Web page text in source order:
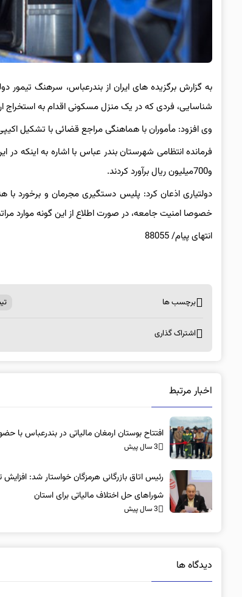
به گزارش برگزیده های ایران از بندرعباس، سرهنگ تیمور
شناسایی، فردی که در یک منزل مسکونی اقدام به استخراج
وی افزود: مأموران با هماهنگی مراجع قضائی با تشکیل اکیپی به محل مورد نظر
و700میلیون ریال برآورد کردند.
دولتیاری اذعان کرد: پلیس دستگیری مجرمان و برخورد با
خصوصا امنیت جامعه، در صورت اطلاع از این گونه موارد مراتب را از طریق
انتهای پیام/ 88055
برچسب ها
اشتراک گذاری
اخبار مرتبط
افتتاح بوستان ارمغان مالیاتی در بندرعباس با
3 سال پیش
رئیس اتاق بازرگانی هرمزگان خواستار شد: افزایش
شوراهای حل اختلاف مالیاتی برای استان
3 سال پیش
دیدگاه ها